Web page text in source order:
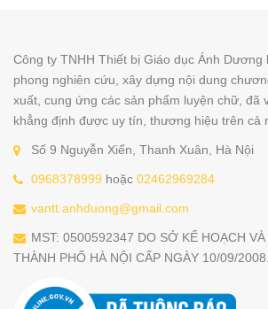
Công ty TNHH Thiết bị Giáo dục Ánh Dương
phong nghiên cứu, xây dựng nội dung
xuất, cung ứng các sản phẩm luyện chữ, đã
khẳng định được uy tín, thương hiệu trên cả
Số 9 Nguyễn Xiển, Thanh Xuân, Hà Nội
0968378999 hoặc 02462969284
vantt.anhduong@gmail.com
MST: 0500592347 DO SỞ KẾ HOẠCH
THÀNH PHỐ HÀ NỘI CẤP NGÀY 10/09/2008.